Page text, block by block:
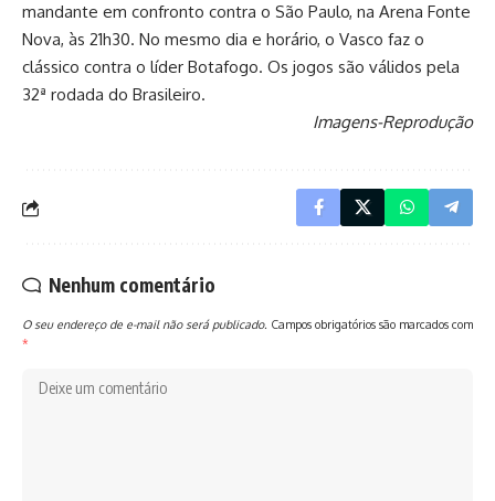
mandante em confronto contra o São Paulo, na Arena Fonte
Nova, às 21h30. No mesmo dia e horário, o Vasco faz o
clássico contra o líder Botafogo. Os jogos são válidos pela
32ª rodada do Brasileiro.
Imagens-Reprodução
Nenhum comentário
O seu endereço de e-mail não será publicado. Campos obrigatórios são marcados com
*